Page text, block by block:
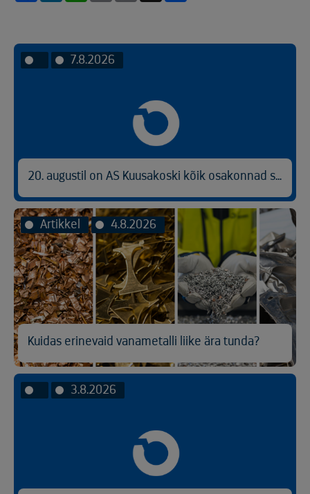
7.8.2026
20. augustil on AS Kuusakoski kõik osakonnad suletud
Artikkel 4.8.2026
Kuidas erinevaid vanametalli liike ära tunda?
3.8.2026